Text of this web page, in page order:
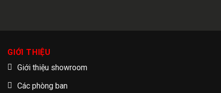
GIỚI THIỆU
Giới thiệu showroom
Các phòng ban